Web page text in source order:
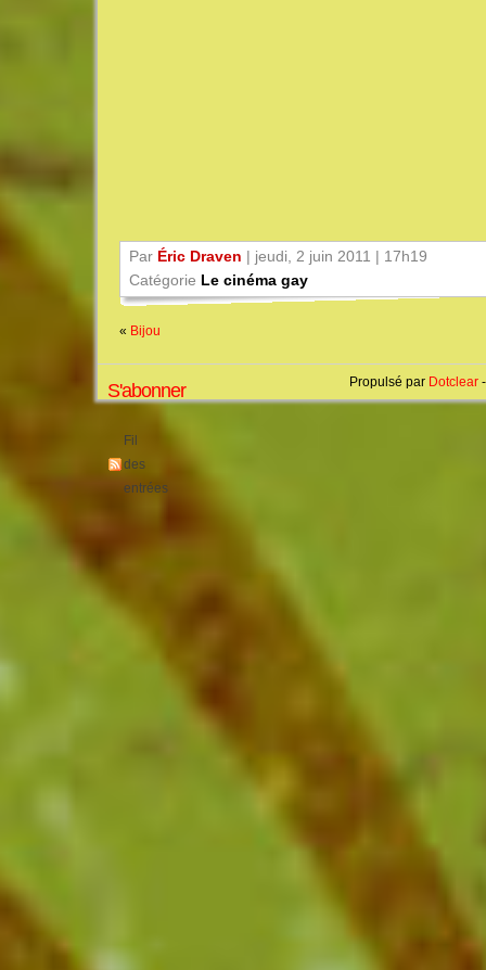
Par Éric Draven | jeudi, 2 juin 2011 | 17h19
Catégorie Le cinéma gay
« Bijou
S'abonner
Fil
des
entrées
Propulsé par Dotclear